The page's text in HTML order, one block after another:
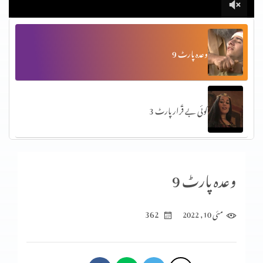
وعدہ پارٹ 9
کوئی بے قَرار پارٹ 3
کوئی بے قَرار پارٹ 1
وعدہ پارٹ 9
مئی 10, 2022 362